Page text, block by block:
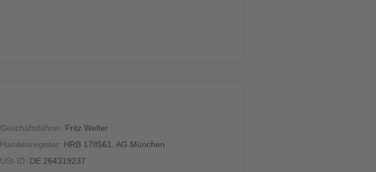
Geschäftsführer: Fritz Welter
Handelsregister: HRB 178561, AG München
USt-ID: DE 264319237